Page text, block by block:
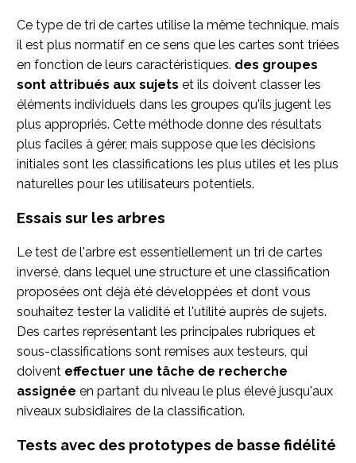
Ce type de tri de cartes utilise la même technique, mais
il est plus normatif en ce sens que les cartes sont triées
en fonction de leurs caractéristiques. des groupes
sont attribués aux sujets et ils doivent classer les
éléments individuels dans les groupes qu'ils jugent les
plus appropriés. Cette méthode donne des résultats
plus faciles à gérer, mais suppose que les décisions
initiales sont les classifications les plus utiles et les plus
naturelles pour les utilisateurs potentiels.
Essais sur les arbres
Le test de l'arbre est essentiellement un tri de cartes
inversé, dans lequel une structure et une classification
proposées ont déjà été développées et dont vous
souhaitez tester la validité et l'utilité auprès de sujets.
Des cartes représentant les principales rubriques et
sous-classifications sont remises aux testeurs, qui
doivent effectuer une tâche de recherche
assignée en partant du niveau le plus élevé jusqu'aux
niveaux subsidiaires de la classification.
Tests avec des prototypes de basse fidélité